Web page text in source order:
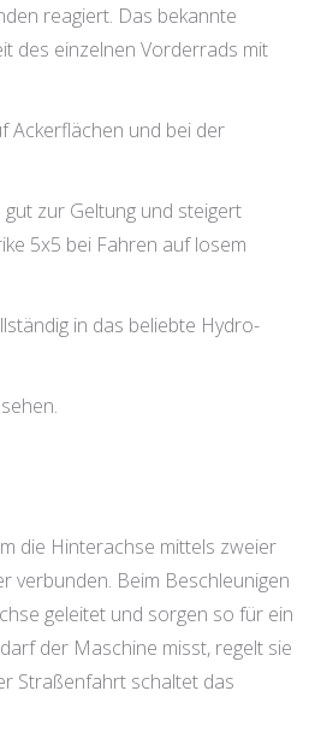
reagiert. Das bekannte
des einzelnen Vorderrads mit
Ackerflächen und bei der
zur Geltung und steigert
5x5 bei Fahren auf losem
in das beliebte Hydro-
die Hinterachse mittels zweier
verbunden. Beim Beschleunigen
geleitet und sorgen so für ein
der Maschine misst, regelt sie
Straßenfahrt schaltet das